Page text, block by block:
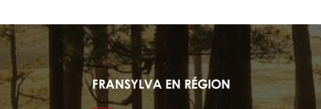
FRANSYLVA EN RÉGION